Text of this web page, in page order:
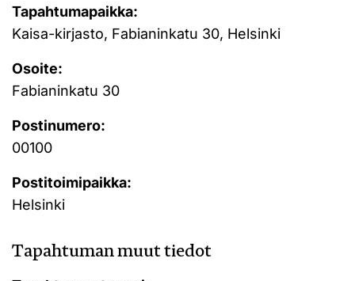
Tapahtumapaikka:
Kaisa-kirjasto, Fabianinkatu 30, Helsinki
Osoite:
Fabianinkatu 30
Postinumero:
00100
Postitoimipaikka:
Helsinki
Tapahtuman muut tiedot